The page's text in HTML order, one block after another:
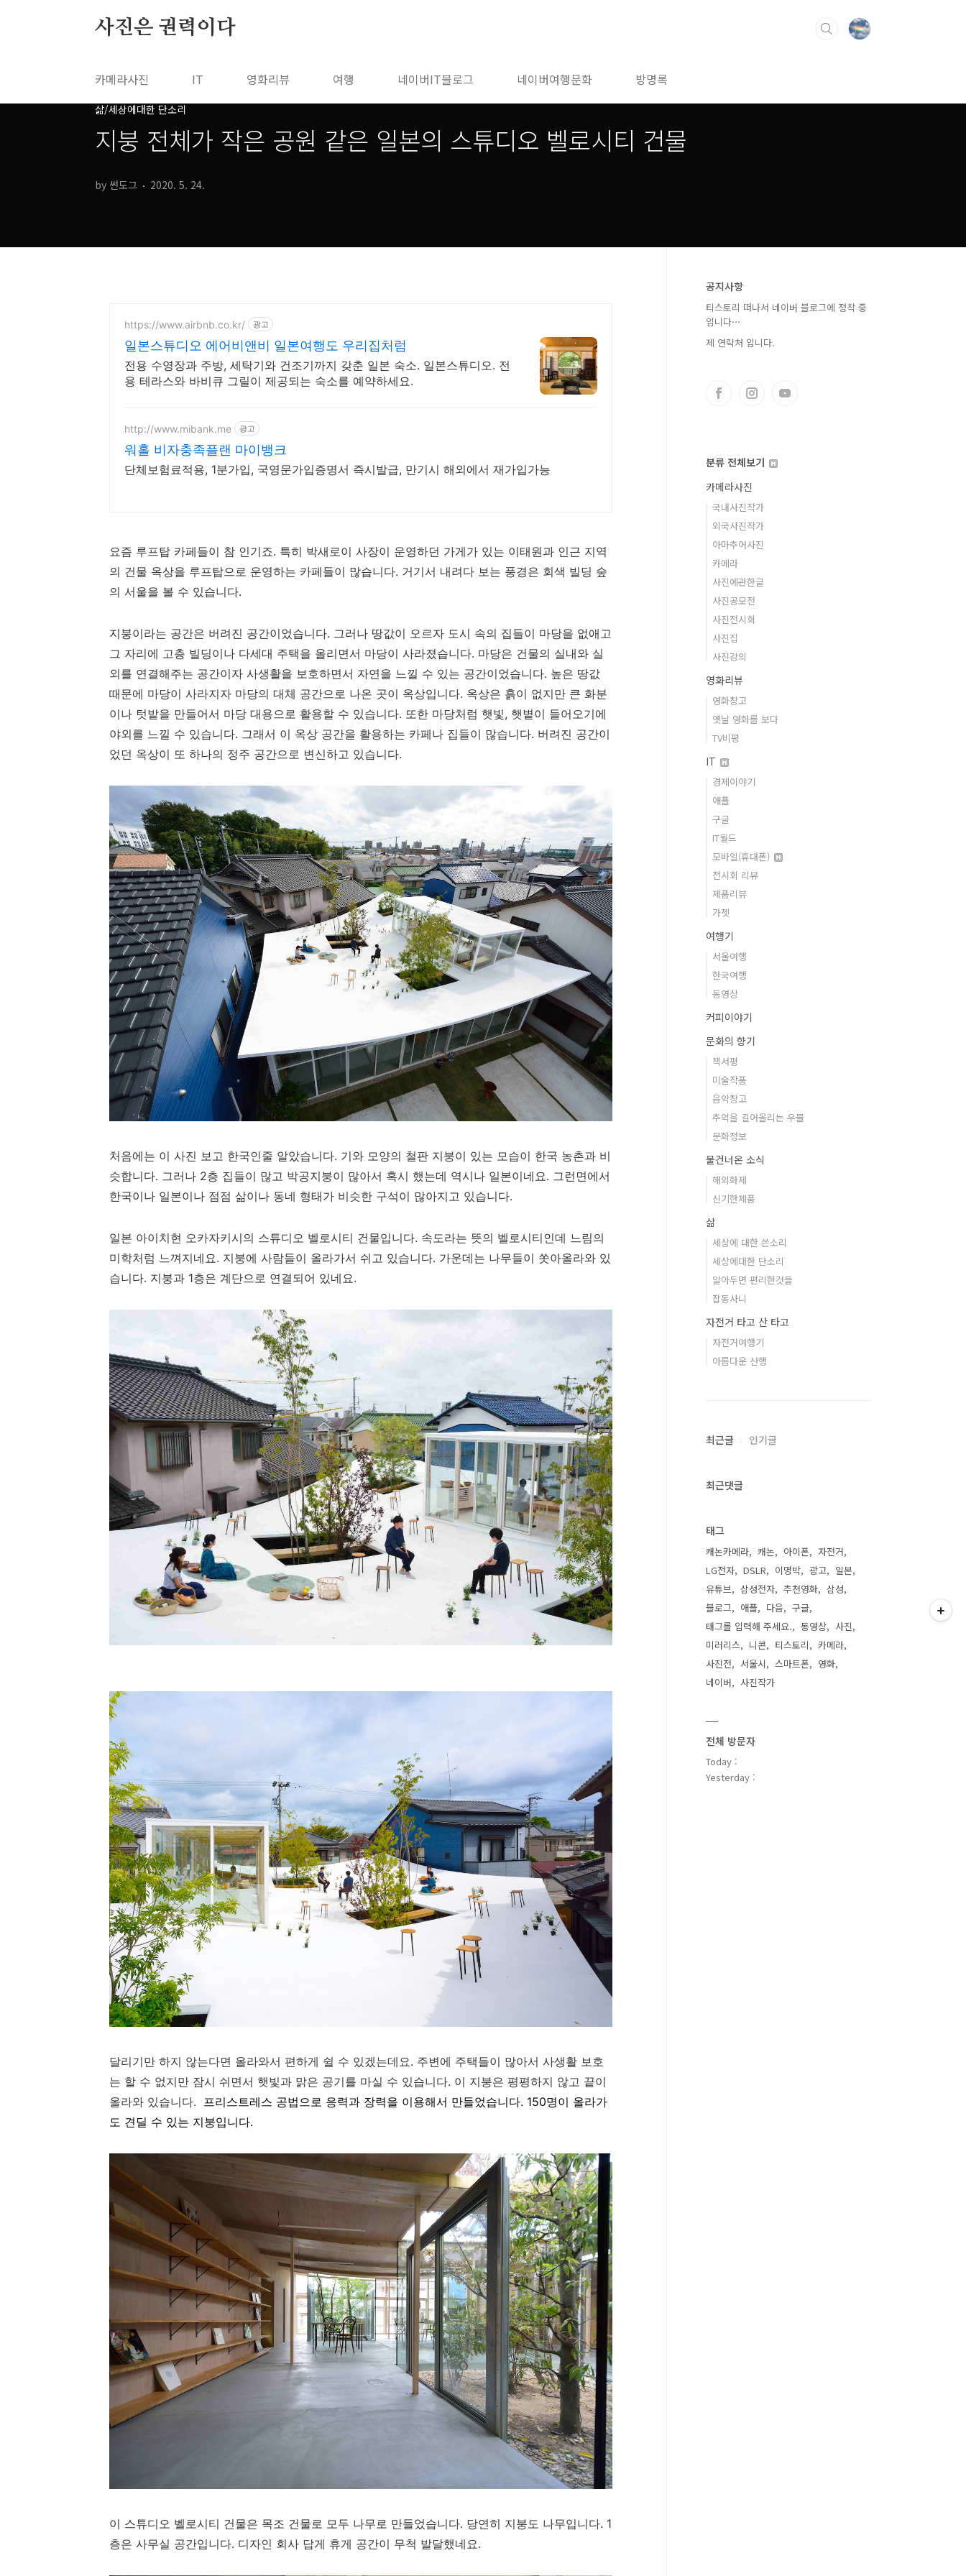
사진은 권력이다
카메라사진 IT 영화리뷰 여행 네이버IT블로그 네이버여행문화 방명록
삶/세상에대한 단소리
지붕 전체가 작은 공원 같은 일본의 스튜디오 벨로시티 건물
by 썬도그 2020. 5. 24.
https://www.airbnb.co.kr/ 광고
일본스튜디오 에어비앤비 일본여행도 우리집처럼
전용 수영장과 주방, 세탁기와 건조기까지 갖춘 일본 숙소. 일본스튜디오. 전
용 테라스와 바비큐 그릴이 제공되는 숙소를 예약하세요.
http://www.mibank.me 광고
워홀 비자충족플랜 마이뱅크
단체보험료적용, 1분가입, 국영문가입증명서 즉시발급, 만기시 해외에서 재가입가능
요즘 루프탑 카페들이 참 인기죠. 특히 박새로이 사장이 운영하던 가게가 있는 이태원과 인근 지역
의 건물 옥상을 루프탑으로 운영하는 카페들이 많습니다. 거기서 내려다 보는 풍경은 회색 빌딩 숲
의 서울을 볼 수 있습니다.
지붕이라는 공간은 버려진 공간이었습니다. 그러나 땅값이 오르자 도시 속의 집들이 마당을 없애고
그 자리에 고층 빌딩이나 다세대 주택을 올리면서 마당이 사라졌습니다. 마당은 건물의 실내와 실
외를 연결해주는 공간이자 사생활을 보호하면서 자연을 느낄 수 있는 공간이었습니다. 높은 땅값
때문에 마당이 사라지자 마당의 대체 공간으로 나온 곳이 옥상입니다. 옥상은 흙이 없지만 큰 화분
이나 텃밭을 만들어서 마당 대용으로 활용할 수 있습니다. 또한 마당처럼 햇빛, 햇볕이 들어오기에
야외를 느낄 수 있습니다. 그래서 이 옥상 공간을 활용하는 카페나 집들이 많습니다. 버려진 공간이
었던 옥상이 또 하나의 정주 공간으로 변신하고 있습니다.
처음에는 이 사진 보고 한국인줄 알았습니다. 기와 모양의 철판 지붕이 있는 모습이 한국 농촌과 비
슷합니다. 그러나 2층 집들이 많고 박공지붕이 많아서 혹시 했는데 역시나 일본이네요. 그런면에서
한국이나 일본이나 점점 삶이나 동네 형태가 비슷한 구석이 많아지고 있습니다.
일본 아이치현 오카자키시의 스튜디오 벨로시티 건물입니다. 속도라는 뜻의 벨로시티인데 느림의
미학처럼 느껴지네요. 지붕에 사람들이 올라가서 쉬고 있습니다. 가운데는 나무들이 쏫아올라와 있
습니다. 지붕과 1층은 계단으로 연결되어 있네요.
달리기만 하지 않는다면 올라와서 편하게 쉴 수 있겠는데요. 주변에 주택들이 많아서 사생활 보호
는 할 수 없지만 잠시 쉬면서 햇빛과 맑은 공기를 마실 수 있습니다. 이 지붕은 평평하지 않고 끝이
올라와 있습니다. 프리스트레스 공법으로 응력과 장력을 이용해서 만들었습니다. 150명이 올라가
도 견딜 수 있는 지붕입니다.
이 스튜디오 벨로시티 건물은 목조 건물로 모두 나무로 만들었습니다. 당연히 지붕도 나무입니다. 1
층은 사무실 공간입니다. 디자인 회사 답게 휴게 공간이 무척 발달했네요.
공지사항
티스토리 떠나서 네이버 블로그에 정착 중
입니다⋯
제 연락처 입니다.
분류 전체보기
카메라사진
국내사진작가
외국사진작가
아마추어사진
카메라
사진에관한글
사진공모전
사진전시회
사진집
사진강의
영화리뷰
영화창고
옛날 영화를 보다
TV비평
IT
경제이야기
애플
구글
IT월드
모바일(휴대폰)
전시회 리뷰
제품리뷰
가젯
여행기
서울여행
한국여행
동영상
커피이야기
문화의 향기
책서평
미술작품
음악창고
추억을 길어올리는 우물
문화정보
물건너온 소식
해외화제
신기한제품
삶
세상에 대한 쓴소리
세상에대한 단소리
알아두면 편리한것들
잡동사니
자전거 타고 산 타고
자전거여행기
아름다운 산행
최근글 인기글
최근댓글
태그
캐논카메라 캐논 아이폰
자전거
LG전자
DSLR 이명박 광고
일본
유튜브
삼성전자 추천영화
삼성
블로그
애플 다음
구글
태그를 입력해 주세요.
동영상
사진
미러리스
니콘 티스토리
카메라
사진전
서울시 스마트폰
영화
네이버
사진작가
전체 방문자
Today :
Yesterday :